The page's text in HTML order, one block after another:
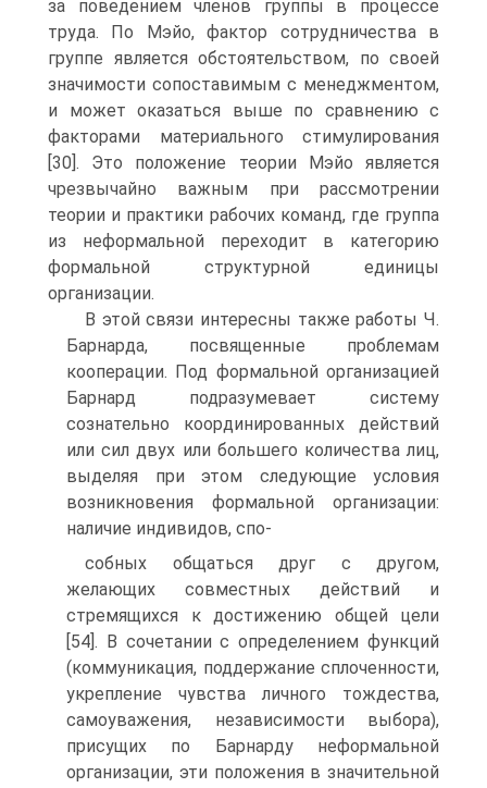
за поведением членов группы в процессе
труда. По Мэйо, фактор сотрудничества в
группе является обстоятельством, по своей
значимости сопоставимым с менеджментом,
и может оказаться выше по сравнению с
факторами материального стимулирования
[30]. Это положение теории Мэйо является
чрезвычайно важным при рассмотрении
теории и практики рабочих команд, где группа
из неформальной переходит в категорию
формальной структурной единицы
организации.
В этой связи интересны также работы Ч.
Барнарда, посвященные проблемам
кооперации. Под формальной организацией
Барнард подразумевает систему
сознательно координированных действий
или сил двух или большего количества лиц,
выделяя при этом следующие условия
возникновения формальной организации:
наличие индивидов, спо-
собных общаться друг с другом,
желающих совместных действий и
стремящихся к достижению общей цели
[54]. В сочетании с определением функций
(коммуникация, поддержание сплоченности,
укрепление чувства личного тождества,
самоуважения, независимости выбора),
присущих по Барнарду неформальной
организации, эти положения в значительной